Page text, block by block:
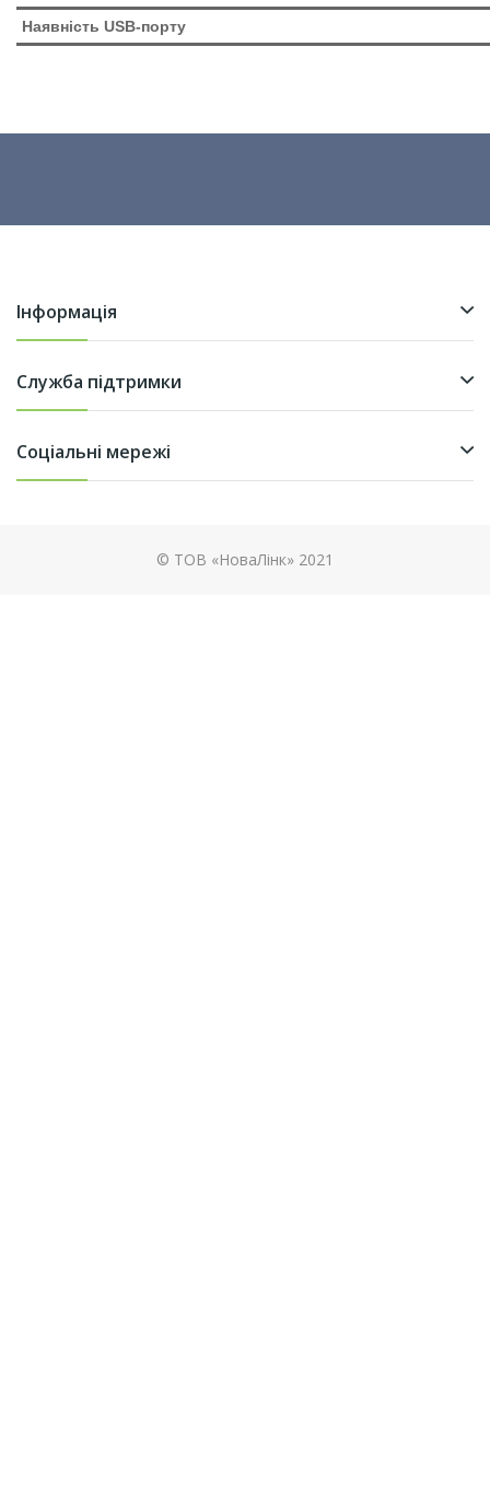
Наявність USB-порту
Інформація
Служба підтримки
Соціальні мережі
© ТОВ «НоваЛінк» 2021